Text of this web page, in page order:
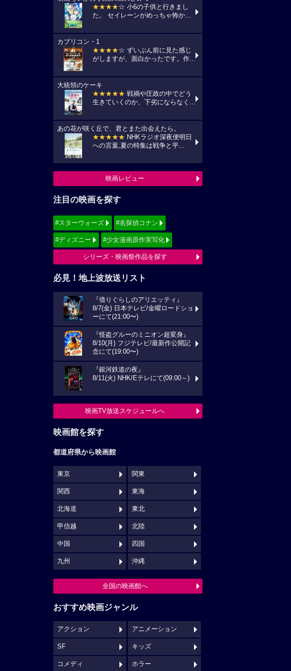
★★★★☆ 小6の子供と行きまし
た。 セイレーンがめっちゃ怖か...
カプリコン・1
★★★★☆ ずいぶん前に見た感じ
がしますが、面白かったです。作...
大統領のケーキ
★★★★★ 戦禍や圧政の中でどう
生きていくのか、下劣にならなく...
あの花が咲く丘で、君とまた出会えたら。
★★★★★ NHKラジオ深夜便明日
への言葉,夏の特集は戦争と平...
映画レビュー
注目の映画を探す
#スターウォーズ #名探偵コナン
#ディズニー #少女漫画原作実写化
シリーズ・映画祭作品を探す
必見！地上波放送リスト
『借りぐらしのアリエッティ』
8/7(金) 日本テレビ/金曜ロードショ
ーにて(21:00〜)
『怪盗グルーのミニオン超変身』
8/10(月) フジテレビ/最新作公開記
念にて(19:00〜)
『銀河鉄道の夜』
8/11(火) NHK/Eテレにて(09:00～)
映画TV放送スケジュールへ
映画館を探す
都道府県から映画館
東京 関東
関西 東海
北海道 東北
甲信越 北陸
中国 四国
九州 沖縄
全国の映画館へ
おすすめ映画ジャンル
アクション アニメーション
SF キッズ
コメディ ホラー